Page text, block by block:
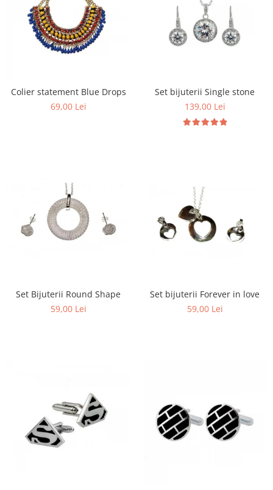
Colier statement Blue Drops
69,00 Lei
Set bijuterii Single stone
139,00 Lei
Set Bijuterii Round Shape
59,00 Lei
Set bijuterii Forever in love
59,00 Lei